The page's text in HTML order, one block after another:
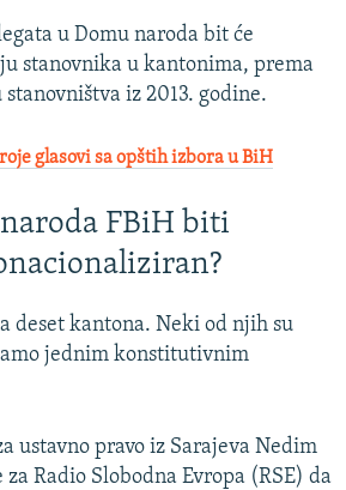
u Domu naroda bit će
stanovnika u kantonima, prema
iz 2013. godine.
glasovi sa opštih izbora u BiH
FBiH biti
deset kantona. Neki od njih su
jednim konstitutivnim
ustavno pravo iz Sarajeva Nedim
Radio Slobodna Evropa (RSE) da